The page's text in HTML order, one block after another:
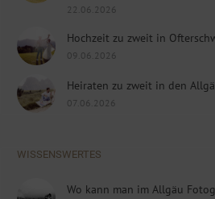
22.06.2026
Hochzeit zu zweit in
09.06.2026
Heiraten zu zweit in den
07.06.2026
WISSENSWERTES
Wo kann man im Allgäu